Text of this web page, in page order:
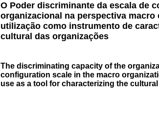
O Poder discriminante da escala de
organizacional na perspectiva macro
utilização como instrumento de
cultural das organizações
The discriminating capacity of the
configuration scale in the macro
use as a tool for characterizing the